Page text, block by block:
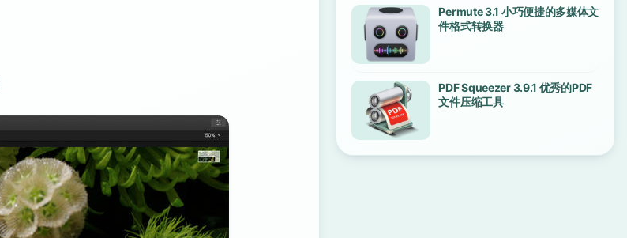
Permute 3.1 小巧便捷的多媒体文
件格式转换器
PDF Squeezer 3.9.1 优秀的PDF
文件压缩工具